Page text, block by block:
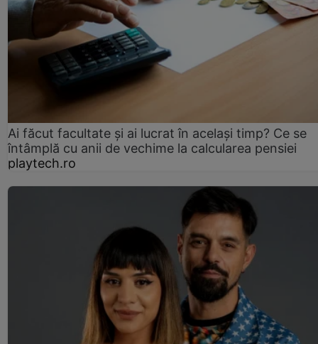
Ai făcut facultate și ai lucrat în același timp? Ce se
întâmplă cu anii de vechime la calcularea pensiei
playtech.ro